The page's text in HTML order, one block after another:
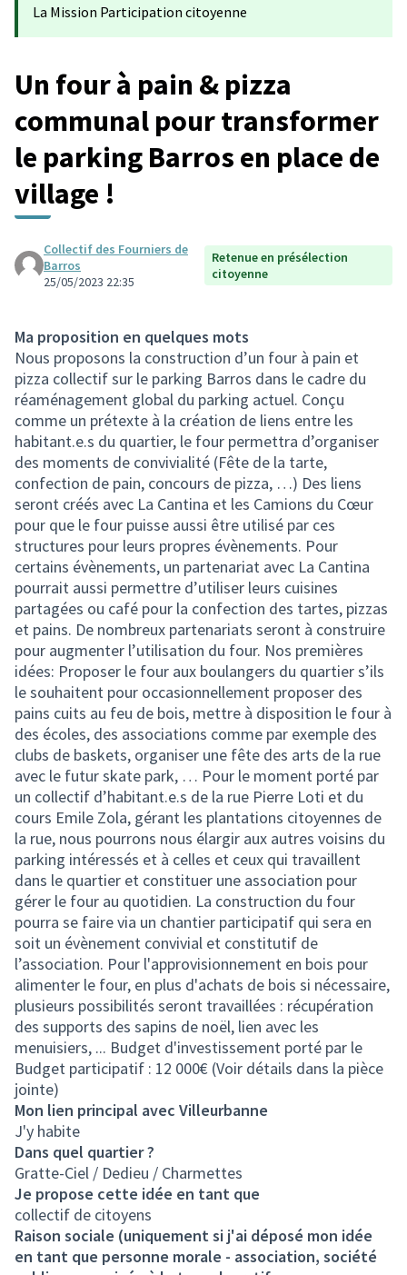
La Mission Participation citoyenne
Un four à pain & pizza
communal pour transformer
le parking Barros en place de
village !
Collectif des Fourniers de
Barros
25/05/2023 22:35
Retenue en présélection
citoyenne
Ma proposition en quelques mots
Nous proposons la construction d’un four à pain et
pizza collectif sur le parking Barros dans le cadre du
réaménagement global du parking actuel. Conçu
comme un prétexte à la création de liens entre les
habitant.e.s du quartier, le four permettra d’organiser
des moments de convivialité (Fête de la tarte,
confection de pain, concours de pizza, …) Des liens
seront créés avec La Cantina et les Camions du Cœur
pour que le four puisse aussi être utilisé par ces
structures pour leurs propres évènements. Pour
certains évènements, un partenariat avec La Cantina
pourrait aussi permettre d’utiliser leurs cuisines
partagées ou café pour la confection des tartes, pizzas
et pains. De nombreux partenariats seront à construire
pour augmenter l’utilisation du four. Nos premières
idées: Proposer le four aux boulangers du quartier s’ils
le souhaitent pour occasionnellement proposer des
pains cuits au feu de bois, mettre à disposition le four à
des écoles, des associations comme par exemple des
clubs de baskets, organiser une fête des arts de la rue
avec le futur skate park, … Pour le moment porté par
un collectif d’habitant.e.s de la rue Pierre Loti et du
cours Emile Zola, gérant les plantations citoyennes de
la rue, nous pourrons nous élargir aux autres voisins du
parking intéressés et à celles et ceux qui travaillent
dans le quartier et constituer une association pour
gérer le four au quotidien. La construction du four
pourra se faire via un chantier participatif qui sera en
soit un évènement convivial et constitutif de
l’association. Pour l'approvisionnement en bois pour
alimenter le four, en plus d'achats de bois si nécessaire,
plusieurs possibilités seront travaillées : récupération
des supports des sapins de noël, lien avec les
menuisiers, ... Budget d'investissement porté par le
Budget participatif : 12 000€ (Voir détails dans la pièce
jointe)
Mon lien principal avec Villeurbanne
J'y habite
Dans quel quartier ?
Gratte-Ciel / Dedieu / Charmettes
Je propose cette idée en tant que
collectif de citoyens
Raison sociale (uniquement si j'ai déposé mon idée
en tant que personne morale - association, société